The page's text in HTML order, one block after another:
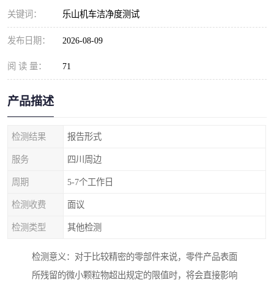
关键词： 乐山机车洁净度测试
发布日期： 2026-08-09
阅 读 量： 71
产品描述
检测结果 报告形式
服务 四川周边
周期 5-7个工作日
检测收费 面议
检测类型 其他检测
检测意义：对于比较精密的零部件来说，零件产品表面
所残留的微小颗粒物超出规定的限值时，将会直接影响